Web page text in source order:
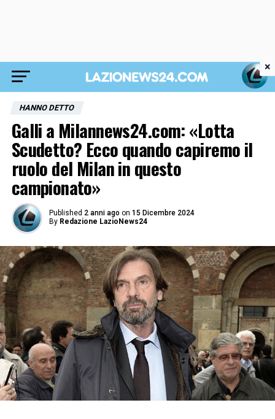
HANNO DETTO
Galli a Milannews24.com: «Lotta
Scudetto? Ecco quando capiremo il
ruolo del Milan in questo
campionato»
Published 2 anni ago on 15 Dicembre 2024
By Redazione LazioNews24
×